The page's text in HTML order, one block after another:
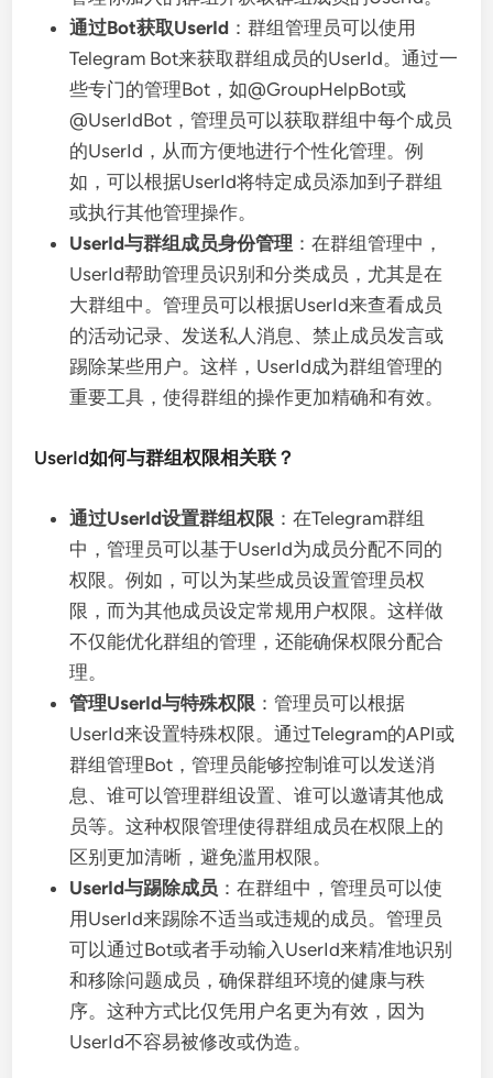
通过Bot获取UserId ：群组管理员可以使用
Telegram Bot来获取群组成员的UserId。通过一
些专门的管理Bot，如@GroupHelpBot或
@UserIdBot，管理员可以获取群组中每个成员
的UserId，从而方便地进行个性化管理。例
如，可以根据UserId将特定成员添加到子群组
或执行其他管理操作。
UserId与群组成员身份管理 ：在群组管理中，
UserId帮助管理员识别和分类成员，尤其是在
大群组中。管理员可以根据UserId来查看成员
的活动记录、发送私人消息、禁止成员发言或
踢除某些用户。这样，UserId成为群组管理的
重要工具，使得群组的操作更加精确和有效。
UserId如何与群组权限相关联？
通过UserId设置群组权限 ：在Telegram群组
中，管理员可以基于UserId为成员分配不同的
权限。例如，可以为某些成员设置管理员权
限，而为其他成员设定常规用户权限。这样做
不仅能优化群组的管理，还能确保权限分配合
理。
管理UserId与特殊权限 ：管理员可以根据
UserId来设置特殊权限。通过Telegram的API或
群组管理Bot，管理员能够控制谁可以发送消
息、谁可以管理群组设置、谁可以邀请其他成
员等。这种权限管理使得群组成员在权限上的
区别更加清晰，避免滥用权限。
UserId与踢除成员 ：在群组中，管理员可以使
用UserId来踢除不适当或违规的成员。管理员
可以通过Bot或者手动输入UserId来精准地识别
和移除问题成员，确保群组环境的健康与秩
序。这种方式比仅凭用户名更为有效，因为
UserId不容易被修改或伪造。